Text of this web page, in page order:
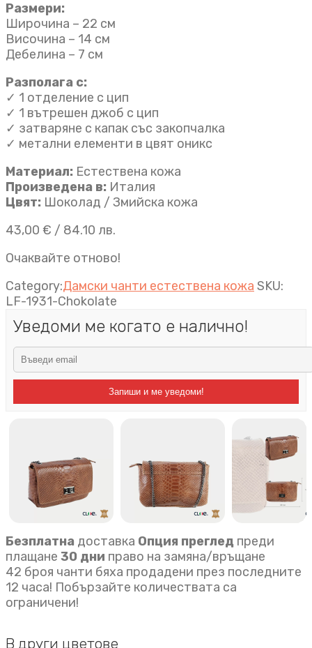
Размери:
Широчина – 22 см
Височина – 14 см
Дебелина – 7 см
Разполага с:
✓ 1 отделение с цип
✓ 1 вътрешен джоб с цип
✓ затваряне с капак със закопчалка
✓ метални елементи в цвят оникс
Материал: Естествена кожа
Произведена в: Италия
Цвят: Шоколад / Змийска кожа
43,00 € / 84.10 лв.
Очаквайте отново!
Category:Дамски чанти естествена кожа SKU:
LF-1931-Chokolate
Уведоми ме когато е налично!
Запиши и ме уведоми!
Безплатна доставка Опция преглед преди
плащане 30 дни право на замяна/връщане
42 броя чанти бяха продадени през последните
12 часа! Побързайте количествата са
ограничени!
В други цветове